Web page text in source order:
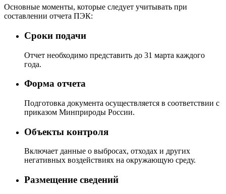
Основные моменты, которые следует учитывать при
составлении отчета ПЭК:
Сроки подачи
Отчет необходимо представить до 31 марта каждого
года.
Форма отчета
Подготовка документа осуществляется в соответствии с
приказом Минприроды России.
Объекты контроля
Включает данные о выбросах, отходах и других
негативных воздействиях на окружающую среду.
Размещение сведений